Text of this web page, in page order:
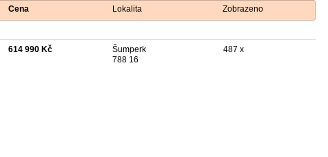
Cena Lokalita Zobrazeno
614 990 Kč
Šumperk
788 16
487 x